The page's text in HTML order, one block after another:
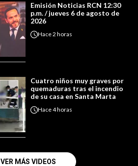
Emisión Noticias RCN 12:30
p.m. / jueves 6 de agosto de
2026
Hace2 horas
Cuatro niños muy graves por
quemaduras tras el incendio
de su casa en Santa Marta
Hace4 horas
VER MÁS VIDEOS